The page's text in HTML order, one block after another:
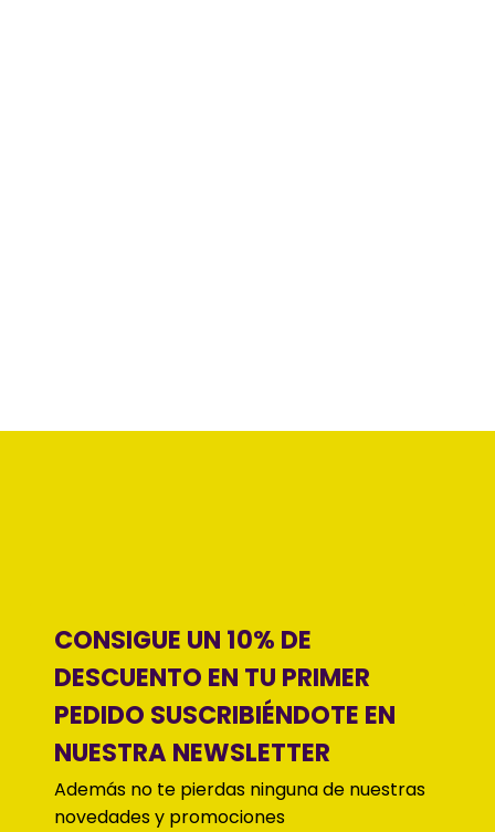
CONSIGUE UN 10% DE
DESCUENTO EN TU PRIMER
PEDIDO SUSCRIBIÉNDOTE EN
NUESTRA NEWSLETTER
Además no te pierdas ninguna de nuestras
novedades y promociones